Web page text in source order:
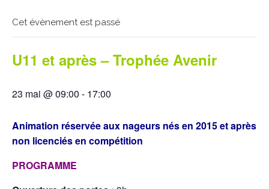
Cet évènement est passé
U11 et après – Trophée Avenir
23 mai @ 09:00 - 17:00
Animation réservée aux nageurs nés en 2015 et après
non licenciés en compétition
PROGRAMME